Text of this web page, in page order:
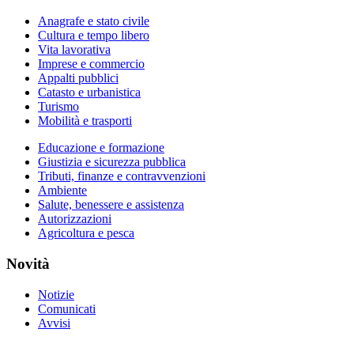
Anagrafe e stato civile
Cultura e tempo libero
Vita lavorativa
Imprese e commercio
Appalti pubblici
Catasto e urbanistica
Turismo
Mobilità e trasporti
Educazione e formazione
Giustizia e sicurezza pubblica
Tributi, finanze e contravvenzioni
Ambiente
Salute, benessere e assistenza
Autorizzazioni
Agricoltura e pesca
Novità
Notizie
Comunicati
Avvisi